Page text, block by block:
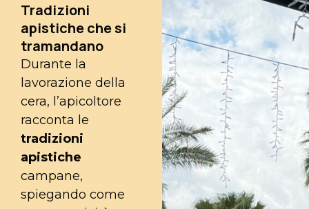
Tradizioni
apistiche che si
tramandano
Durante la
lavorazione della
cera, l’apicoltore
racconta le
tradizioni
apistiche
campane,
spiegando come